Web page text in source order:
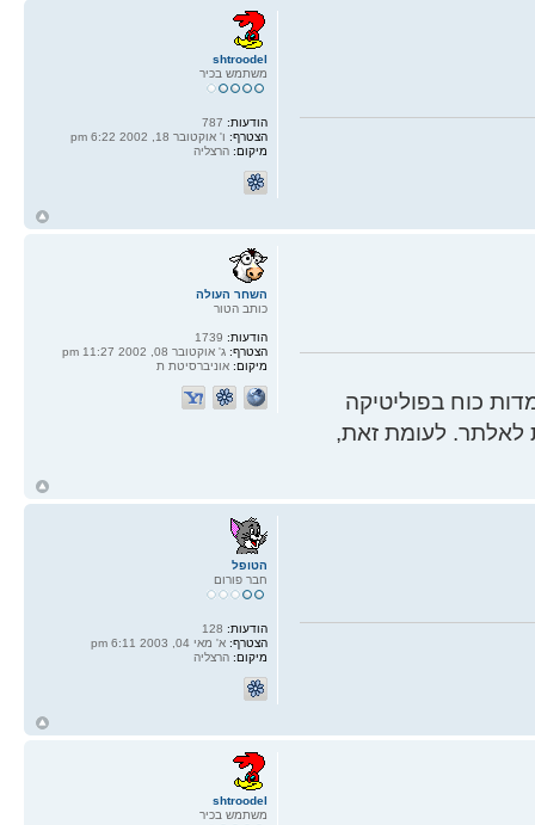
shtroodel
משתמש בכיר
הודעות:
הצטרף: ו' אוקטובר 18, 2002 6:22 pm
מיקום: הרצליה
כוח בפוליטיקה
לאלתר. לעומת זאת,
השחר העולה
כותב הטור
הודעות:1739
הצטרף:ג' אוקטובר 08, 2002 11:27 pm
מיקום:אוניברסיטת ת
הטופל
חבר פורום
הודעות:
הצטרף: א' מאי 04, 2003 6:11 pm
מיקום: הרצליה
shtroodel
משתמש בכיר